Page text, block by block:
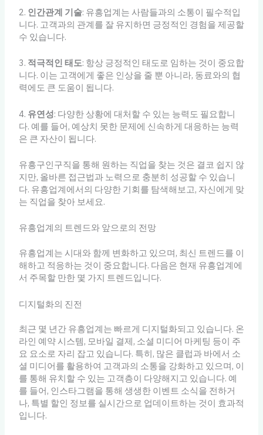
2. 인간관계 기술: 유흥업계는 사람들과의 소통이 필수적입
니다. 고객과의 관계를 잘 유지하면 긍정적인 경험을 제공할
수 있습니다.
3. 적극적인 태도: 항상 긍정적인 태도로 임하는 것이 중요합
니다. 이는 고객에게 좋은 인상을 줄 뿐 아니라, 동료와의 협
력에도 큰 도움이 됩니다.
4. 유연성: 다양한 상황에 대처할 수 있는 능력도 필요합니
다. 예를 들어, 예상치 못한 문제에 신속하게 대응하는 능력
은 큰 자산이 됩니다.
유흥구인구직을 통해 원하는 직업을 찾는 것은 결코 쉽지 않
지만, 올바른 접근법과 노력으로 충분히 성공할 수 있습니
다. 유흥업계에서의 다양한 기회를 탐색해보고, 자신에게 맞
는 직업을 찾아 보세요.
유흥업계의 트렌드와 앞으로의 전망
유흥업계는 시대와 함께 변화하고 있으며, 최신 트렌드를 이
해하고 적응하는 것이 중요합니다. 다음은 현재 유흥업계에
서 주목할 만한 몇 가지 트렌드입니다.
디지털화의 진전
최근 몇 년간 유흥업계는 빠르게 디지털화되고 있습니다. 온
라인 예약 시스템, 모바일 결제, 소셜 미디어 마케팅 등이 주
요 요소로 자리 잡고 있습니다. 특히, 많은 클럽과 바에서 소
셜 미디어를 활용하여 고객과의 소통을 강화하고 있으며, 이
를 통해 유치할 수 있는 고객층이 다양해지고 있습니다. 예
를 들어, 인스타그램을 통해 생생한 이벤트 소식을 전하거
나, 특별 할인 정보를 실시간으로 업데이트하는 것이 효과적
입니다.